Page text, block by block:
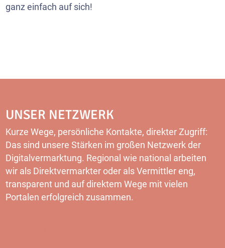
ganz einfach auf sich!
UNSER NETZWERK
Kurze Wege, persönliche Kontakte, direkter Zugriff:
Das sind unsere Stärken im großen Netzwerk der
Digitalvermarktung. Regional wie national arbeiten
wir als Direktvermarkter oder als Vermittler eng,
transparent und auf direktem Wege mit vielen
Portalen erfolgreich zusammen.